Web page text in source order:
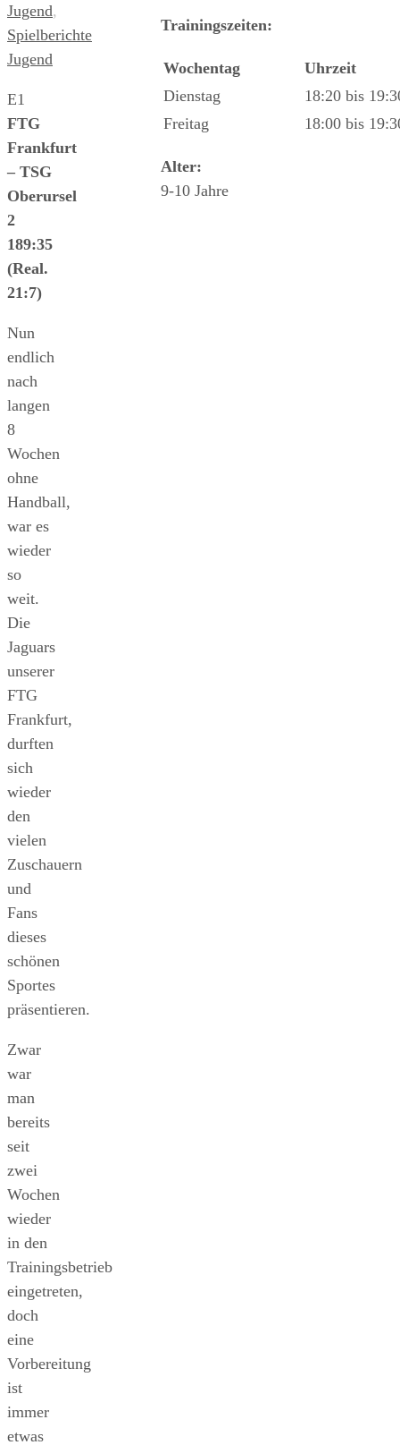
Jugend,
Spielberichte
Jugend
E1
FTG
Frankfurt
– TSG
Oberursel
2
189:35
(Real.
21:7)
Nun
endlich
nach
langen
8
Wochen
ohne
Handball,
war es
wieder
so
weit.
Die
Jaguars
unserer
FTG
Frankfurt,
durften
sich
wieder
den
vielen
Zuschauern
und
Fans
dieses
schönen
Sportes
präsentieren.
Zwar
war
man
bereits
seit
zwei
Wochen
wieder
in den
Trainingsbetrieb
eingetreten,
doch
eine
Vorbereitung
ist
immer
etwas
Trainingszeiten:
Wochentag
Uhrzeit
Dienstag
18:20 bis
Freitag
18:00 bis
Alter:
9-10 Jahre